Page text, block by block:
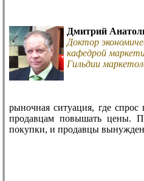
Дмитрий
Доктор
кафедрой
Гильдии
рыночная ситуация, где
продавцам повышать цены.
покупки, и продавцы